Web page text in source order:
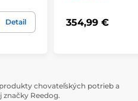
Detail 354,99 €
chovateľských potrieb a
Reedog.